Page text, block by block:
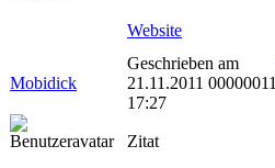
Website
Mobidick
Geschrieben am
21.11.2011 00000011
17:27
Zitat